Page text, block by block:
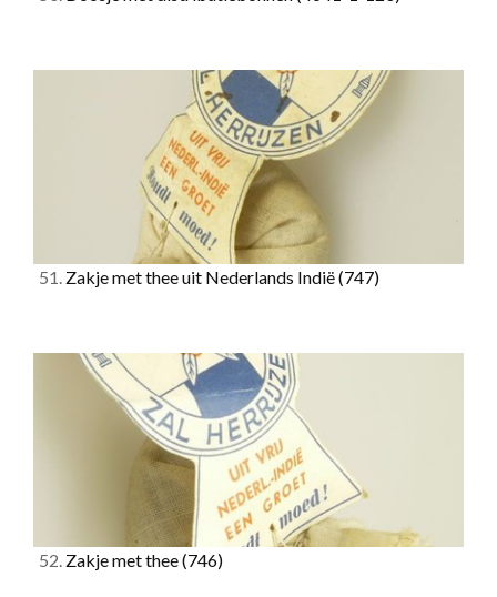
51. Zakje met thee uit Nederlands Indië(747)
52. Zakje met thee(746)